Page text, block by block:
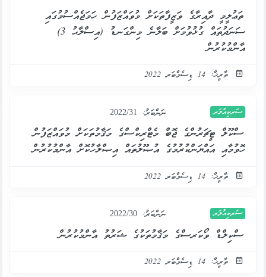
ތަޢުލީމީ ދާއިރާގެ ވަޒީފާތަކަށް މުވައްޒަފުން ހަމަޖެއްސުމުގައި
ސަނަދުތައް ގުޅުވުމަށް ބަލާނެ މިންގަނޑު (އިސްލާޙު 3)
އާންމުކުރުން
ތާރީޚް: 14 ޑިސެމްބަރ 2022
ސަރކިއުލަރ ނަންބަރު: 2022/31
ސްކޫލް ޓީޗަރުންގެ ޖޮބް މެޓްރިކްސްގެ މަޤާމުތަކަށް މުވައްޒަފުން
ހޮވުމާއި އައްޔަންކުރުމުގެ އުޞޫލުތައް އިޞްލާހުކޮށް އާންމުކުރުން
ތާރީޚް: 14 ޑިސެމްބަރ 2022
ސަރކިއުލަރ ނަންބަރު: 2022/30
ސްކިލްޑް ވޯކަރސްގެ މަޤާމުތަކުގެ ޝަރުތު އާންމުކުރުން
ތާރީޚް: 14 ޑިސެމްބަރ 2022